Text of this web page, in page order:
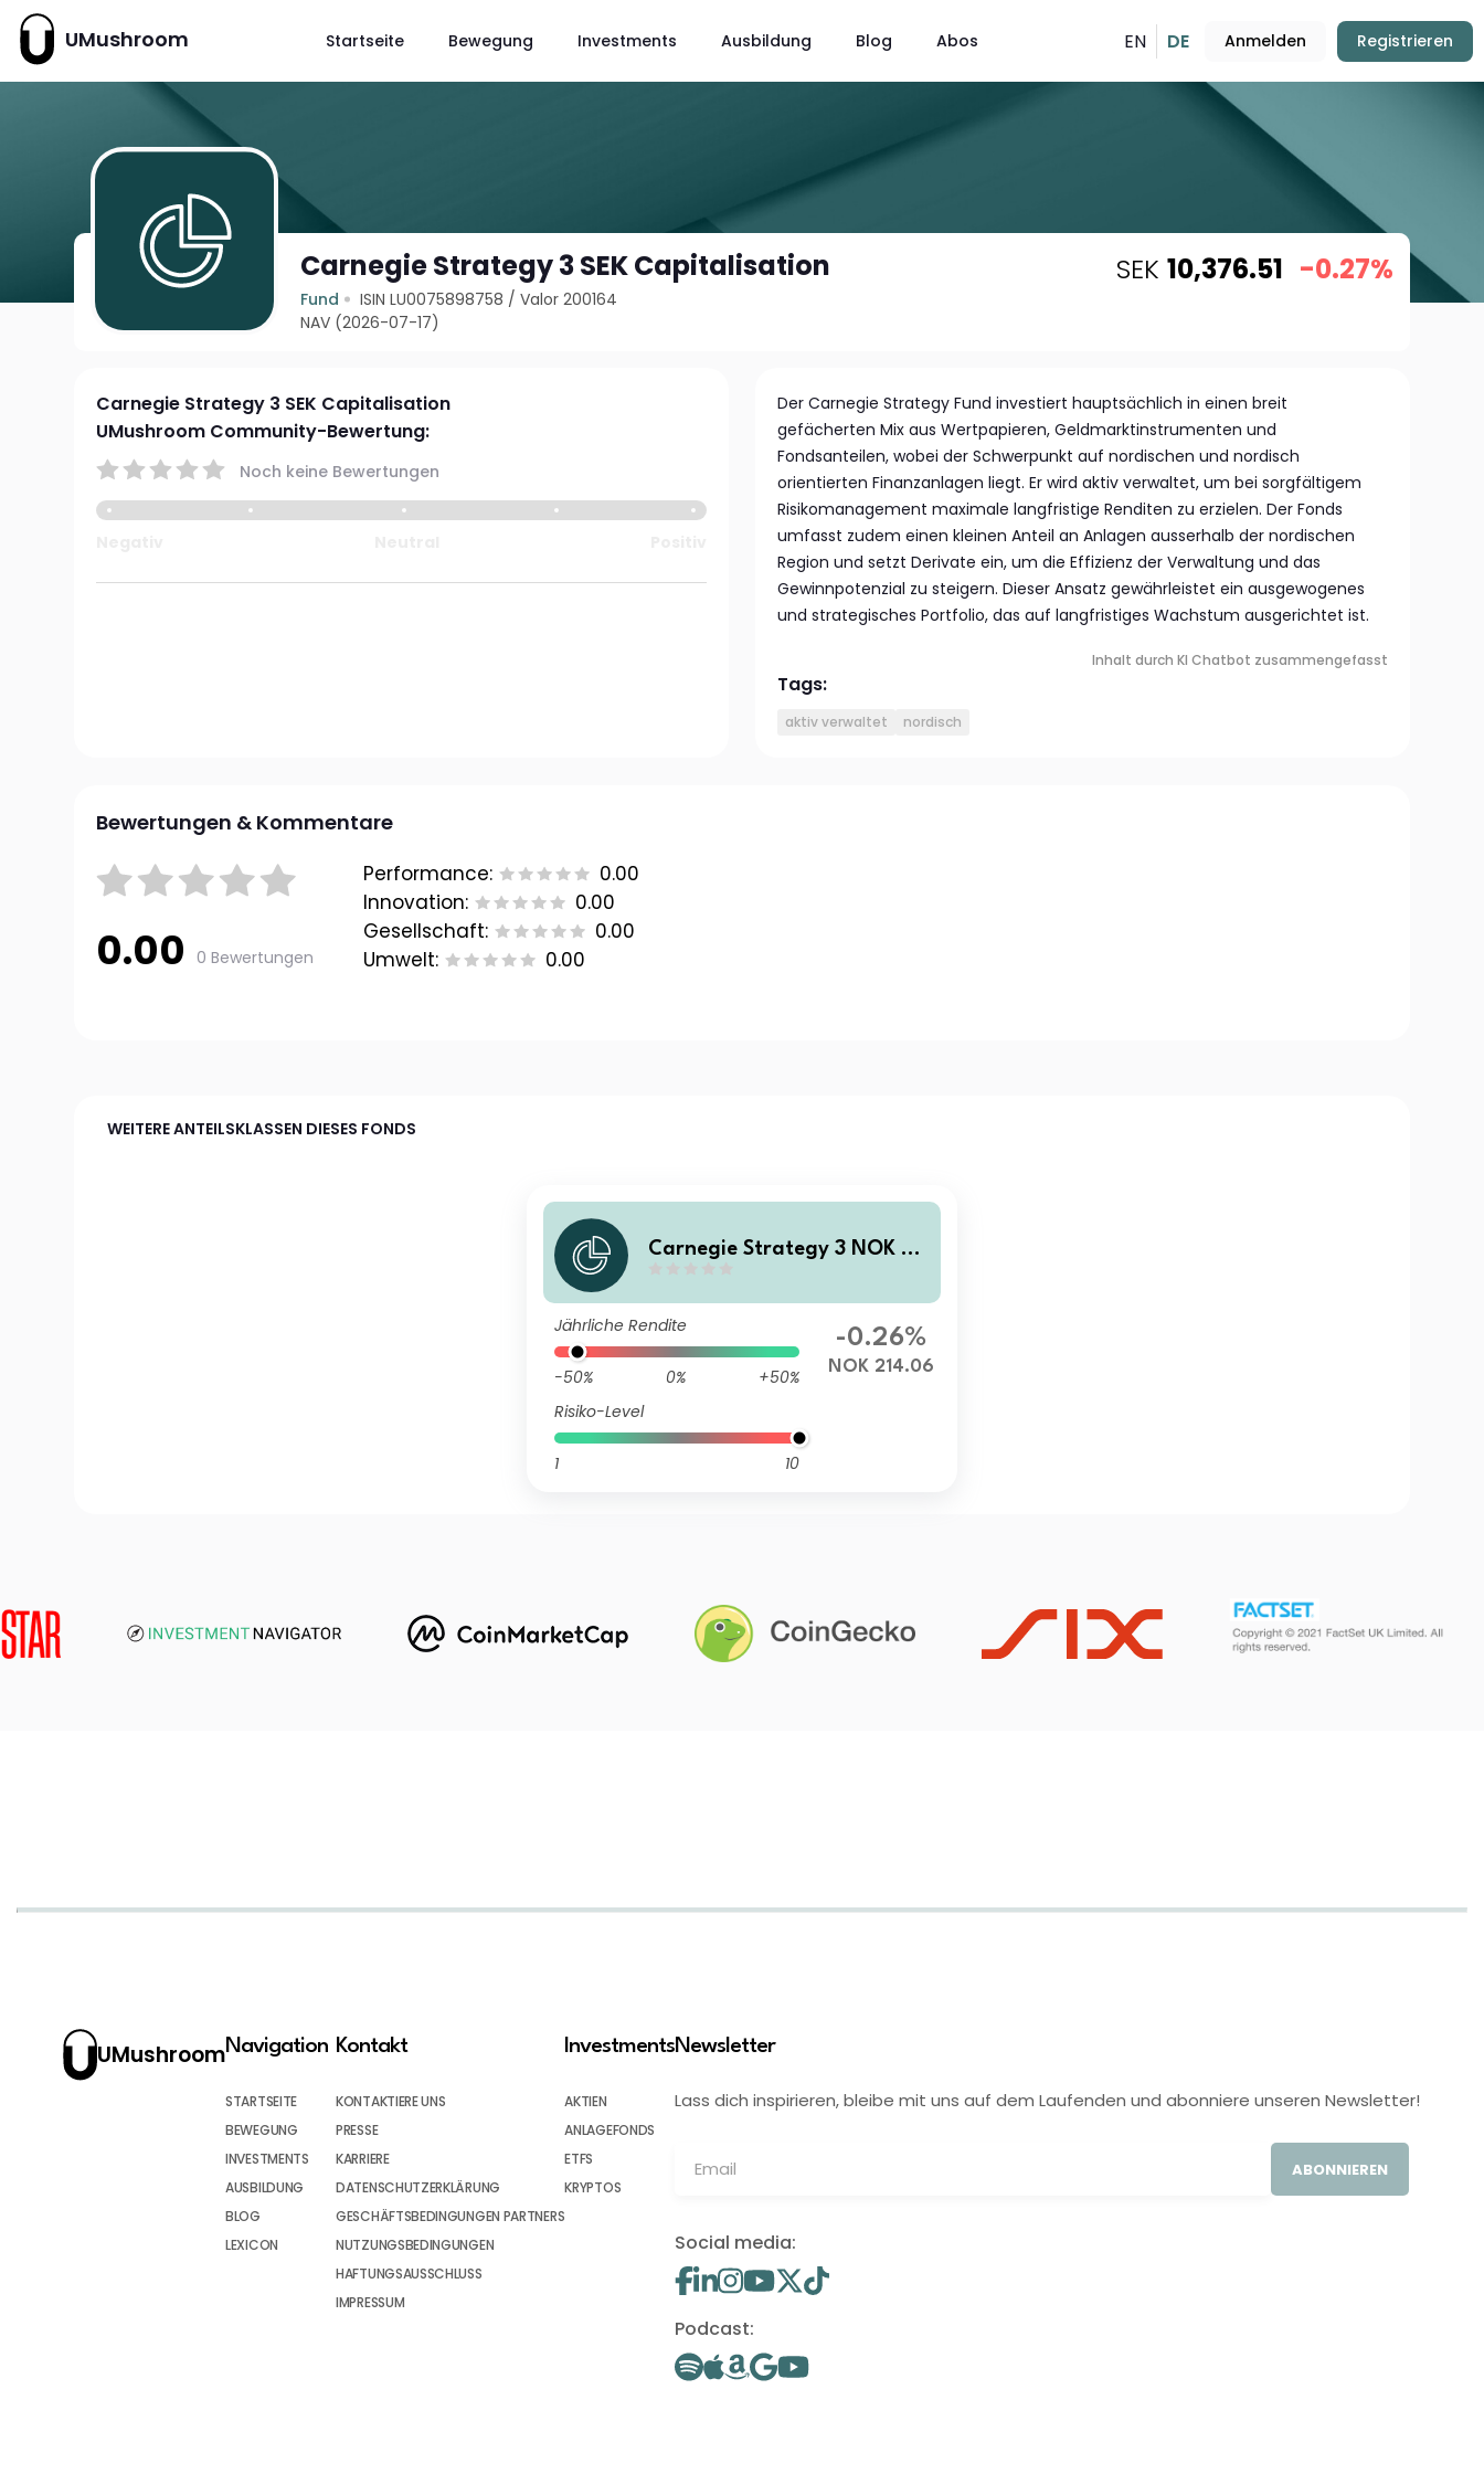
UMushroom Startseite Bewegung Investments Ausbildung Blog Abos EN DE Anmelden Registrieren
Carnegie Strategy 3 SEK Capitalisation
Fund ISIN LU0075898758 /Valor 200164
NAV (2026-07-17)
SEK 10,376.51 -0.27%
Carnegie Strategy 3 SEK Capitalisation
UMushroom Community-Bewertung:
Noch keine Bewertungen
Der Carnegie Strategy Fund investiert hauptsächlich in einen breit
gefächerten Mix aus Wertpapieren, Geldmarktinstrumenten und
Fondsanteilen, wobei der Schwerpunkt auf nordischen und nordisch
orientierten Finanzanlagen liegt. Er wird aktiv verwaltet, um bei sorgfältigem
Risikomanagement maximale langfristige Renditen zu erzielen. Der Fonds
umfasst zudem einen kleinen Anteil an Anlagen ausserhalb der nordischen
Region und setzt Derivate ein, um die Effizienz der Verwaltung und das
Gewinnpotenzial zu steigern. Dieser Ansatz gewährleistet ein ausgewogenes
und strategisches Portfolio, das auf langfristiges Wachstum ausgerichtet ist.
Inhalt durch KI Chatbot zusammengefasst
Tags:
aktiv verwaltet nordisch
Bewertungen & Kommentare
0.00 0 Bewertungen
Performance:
0.00
Innovation:
0.00
Gesellschaft:
0.00
Umwelt:
0.00
WEITERE ANTEILSKLASSEN DIESES FONDS
Carnegie Strategy 3 NOK Ca
Jährliche Rendite
-50% 0%
+50%
Risiko-Level
1 10
-0.26%
NOK 214.06
UMushroomNavigation
STARTSEITE
BEWEGUNG
INVESTMENTS
AUSBILDUNG
BLOG
LEXICON
Kontakt
KONTAKTIERE UNS
PRESSE
KARRIERE
DATENSCHUTZERKLÄRUNG
GESCHÄFTSBEDINGUNGEN PARTNERS
NUTZUNGSBEDINGUNGEN
HAFTUNGSAUSSCHLUSS
IMPRESSUM
Investments
AKTIEN
ANLAGEFONDS
ETFS
KRYPTOS
Newsletter
Lass dich inspirieren, bleibe mit uns auf dem Laufenden und abonniere unseren Newsletter!
ABONNIEREN
Social media:
Podcast: